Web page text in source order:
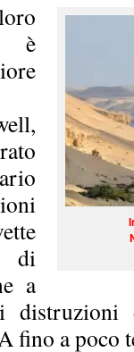
è
di
a
fino a poco